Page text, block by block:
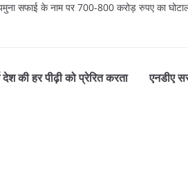
सफाई के नाम पर 700-800 करोड़ रुपए का
की हर पीढ़ी को प्रेरित करता
एनडीए